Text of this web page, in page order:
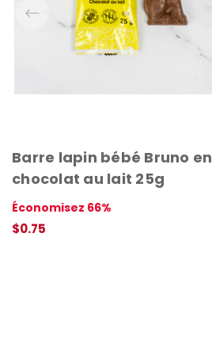
Barre lapin bébé Bruno en
chocolat au lait 25g
Économisez 66%
$0.75